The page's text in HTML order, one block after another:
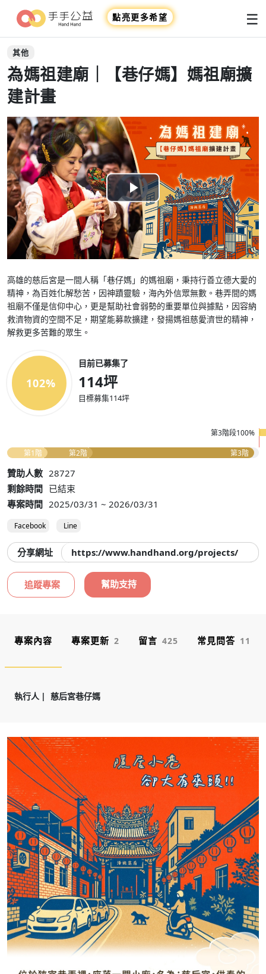
點亮更多希望 ☰
其他
為媽祖建廟｜【巷仔媽】媽祖廟擴
建計畫
Video
Player
loading.Play
Video
高雄的慈后宮是一間人稱「巷仔媽」的媽祖廟，秉持行善立德大愛的
精神，為百姓化解愁苦，因神蹟靈驗，海內外信眾無數。巷弄間的媽
祖廟不僅是信仰中心，更是幫助社會弱勢的重要單位與據點，因容納
救濟物資的空間不足，期望能募款擴建，發揚媽祖慈愛濟世的精神，
解救更多苦難的眾生。
102%
目前已募集了
114坪
目標募集114坪
第3階段100%
第1階
第2階 第3階
贊助人數 28727
剩餘時間 已結束
專案時間 2025/03/31 ~ 2026/03/31
Facebook Line
分享網址 https://www.handhand.org/projects/
追蹤專案 幫助支持
專案內容 專案更新 2 留言 425 常見問答 11
執行人 慈后宮巷仔媽